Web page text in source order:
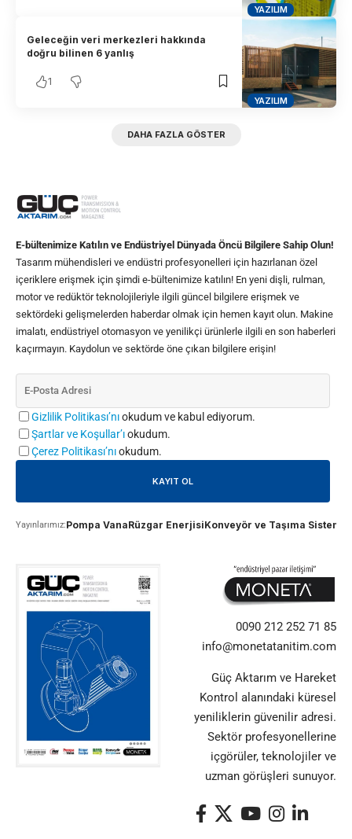
YAZILIM
YAZILIM
Geleceğin veri merkezleri hakkında
doğru bilinen 6 yanlış
1
DAHA FAZLA GÖSTER
E-bültenimize Katılın ve Endüstriyel Dünyada Öncü Bilgilere Sahip Olun!
Tasarım mühendisleri ve endüstri profesyonelleri için hazırlanan özel
içeriklere erişmek için şimdi e-bültenimize katılın! En yeni dişli, rulman,
motor ve redüktör teknolojileriyle ilgili güncel bilgilere erişmek ve
sektördeki gelişmelerden haberdar olmak için hemen kayıt olun. Makine
imalatı, endüstriyel otomasyon ve yenilikçi ürünlerle ilgili en son haberleri
kaçırmayın. Kaydolun ve sektörde öne çıkan bilgilere erişin!
Gizlilik Politikası’nıokudum ve kabul ediyorum.
Şartlar ve Koşullar’ıokudum.
Çerez Politikası’nıokudum.
Yayınlarımız:Pompa VanaRüzgar EnerjisiKonveyör ve Taşıma
0090 212 252 71 85
info@monetatanitim.com
Güç Aktarım ve Hareket
Kontrol alanındaki küresel
yeniliklerin güvenilir adresi.
Sektör profesyonellerine
içgörüler, teknolojiler ve
uzman görüşleri sunuyor.